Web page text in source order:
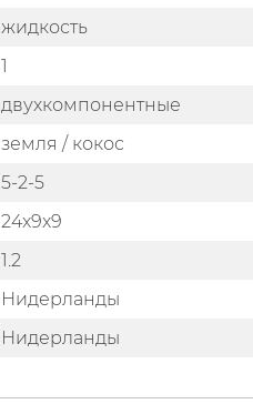
жидкость
1
двухкомпонентные
земля / кокос
5-2-5
24x9x9
1.2
Нидерланды
Нидерланды